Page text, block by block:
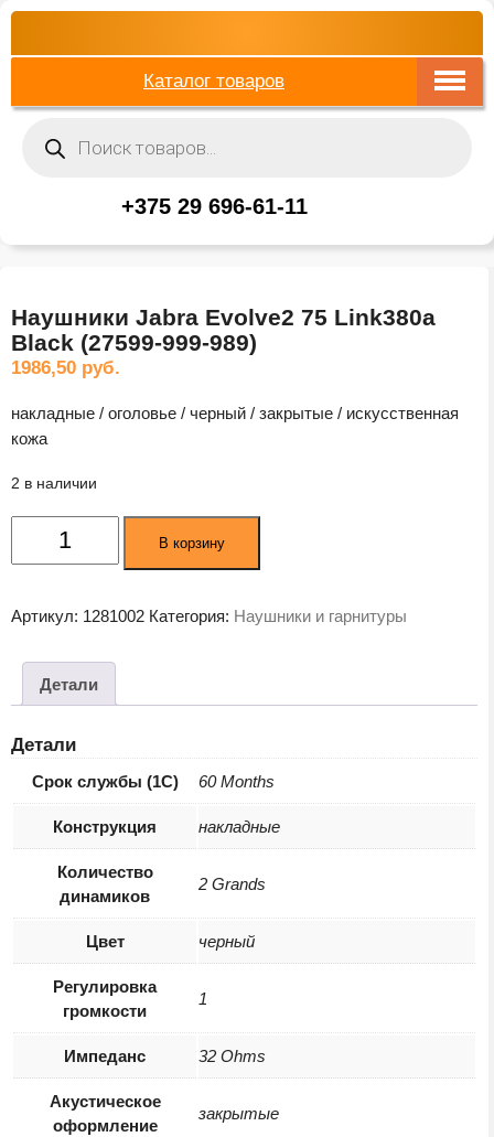
Каталог товаров
товаров
+375 29 696-61-11
Наушники Jabra Evolve2 75 Link380a
Black (27599-999-989)
1986,50 руб.
накладные / оголовье / черный / закрытые / искусственная
кожа
2 в наличии
Количество
товара
Evolve2
Link380a
Black
999-
989)
В корзину
Артикул: 1281002 Категория: Наушники и гарнитуры
Детали
Детали
Срок службы (1С) 60 Months
Конструкция накладные
Количество
динамиков
2 Grands
Цвет черный
Регулировка
громкости
1
Импеданс 32 Ohms
Акустическое
оформление
закрытые